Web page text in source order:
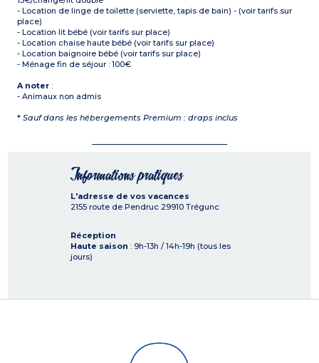
- Location de linge de toilette (serviette, tapis de bain) - (voir tarifs sur
place)
- Location lit bébé (voir tarifs sur place)
- Location chaise haute bébé (voir tarifs sur place)
- Location baignoire bébé (voir tarifs sur place)
- Ménage fin de séjour : 100€
A noter :
- Animaux non admis
*Sauf dans les hébergements Premium : draps inclus
Informations pratiques
L'adresse de vos vacances
2155 route de Pendruc 29910 Trégunc
Réception
Haute saison : 9h-13h / 14h-19h (tous les
jours)